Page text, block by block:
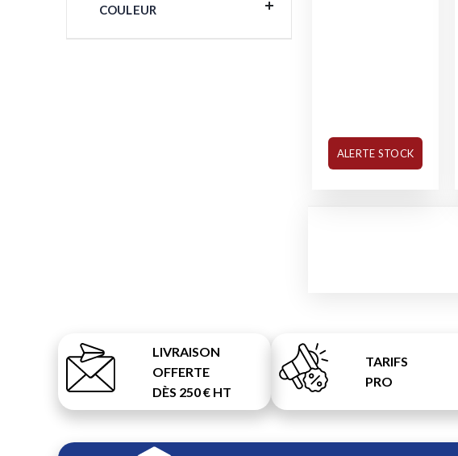
ALERTE STOCK
COULEUR
LIVRAISON
OFFERTE
DÈS 250 € HT
TARIFS
PRO